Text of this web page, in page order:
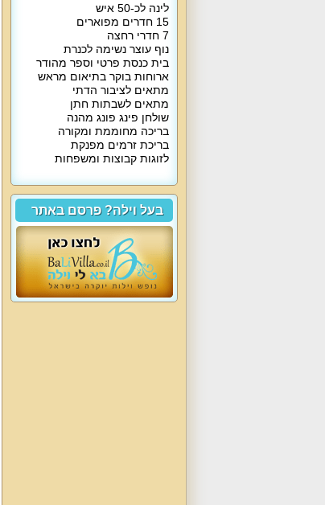
לינה לכ-50 איש
15 חדרים מפוארים
7 חדרי רחצה
נוף עוצר נשימה לכנרת
בית כנסת פרטי וספר מהודר
ארוחות בוקר בתיאום מראש
מתאים לציבור הדתי
מתאים לשבתות חתן
שולחן פינג פונג מהנה
בריכה מחוממת ומקורה
בריכת זרמים מפנקת
לזוגות קבוצות ומשפחות
בעל וילה? פרסם באתר